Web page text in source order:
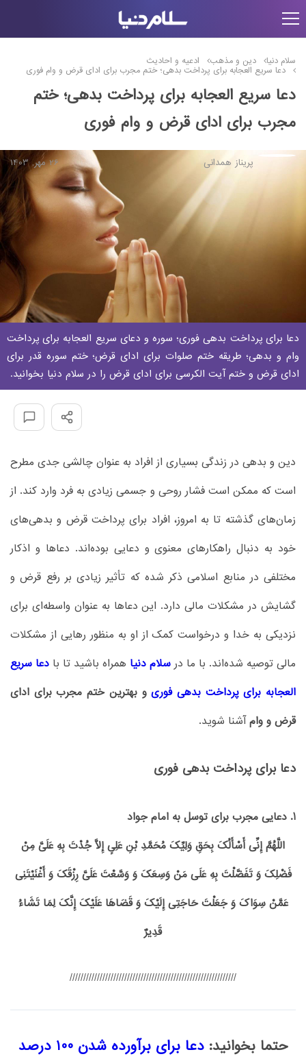
سلام دنیا دین و مذهب ادعیه و احادیث
دعا سریع العجابه برای پرداخت بدهی؛ ختم مجرب برای ادای قرض و وام فوری
دعا سریع العجابه برای پرداخت بدهی؛ ختم
مجرب برای ادای قرض و وام فوری
پریناز همدانی 26 مهر, 1403
دعا برای پرداخت بدهی فوری؛ سوره و دعای سریع العجابه برای پرداخت
وام و بدهی؛ طریقه ختم صلوات برای ادای قرض؛ ختم سوره قدر برای
ادای قرض و ختم آیت الکرسی برای ادای قرض را در سلام دنیا بخوانید.
دین و بدهی در زندگی بسیاری از افراد به عنوان چالشی جدی مطرح
است که ممکن است فشار روحی و جسمی زیادی به فرد وارد کند. از
زمان‌های گذشته تا به امروز، افراد برای پرداخت قرض و بدهی‌های
خود به دنبال راهکارهای معنوی و دعایی بوده‌اند. دعاها و اذکار
مختلفی در منابع اسلامی ذکر شده که تأثیر زیادی بر رفع قرض و
گشایش در مشکلات مالی دارد. این دعاها به عنوان واسطه‌ای برای
نزدیکی به خدا و درخواست کمک از او به منظور رهایی از مشکلات
مالی توصیه شده‌اند. با ما در سلام دنیا همراه باشید تا با دعا سریع
العجابه برای پرداخت بدهی فوریو بهترین ختم مجرب برای ادای
قرض و وامآشنا شوید.
دعا برای پرداخت بدهی فوری
1. دعایی مجرب برای توسل به امام جواد
اللَّهُمَّ إِنِّی أَسْأَلُکَ بِحَقِ‏ وَلِیِّکَ‏ مُحَمَّدِ بْنِ‏ عَلِیٍ‏ إِلَّا جُدْتَ‏ بِهِ عَلَیَّ مِنْ
فَضْلِکَ وَ تَفَضَّلْتَ بِهِ عَلَى مَنْ وَسِعَکَ وَ وَسَّعْتَعَلَیَّ رِزْقَکَ وَ أَغْنَیْتَنِی
عَمَّنْ سِوَاکَ وَ جَعَلْتَ حَاجَتِی إِلَیْکَ وَ قَضَاهَا عَلَیْکَ إِنَّکَ لِمَا تَشَاءُ
قَدِیرٌ
/////////////////////////////////////////////////////////////
حتما بخوانید:
دعا برای برآورده شدن 100 درصد